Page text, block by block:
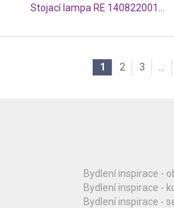
1 2 3
Bydlení inspirace -
Bydlení inspirace -
Bydlení inspirace -